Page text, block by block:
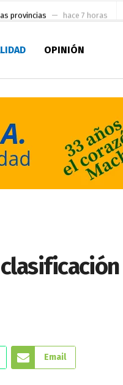
provincias hace 7 horas
2026 hace 1 hora
OPINIÓN
Email